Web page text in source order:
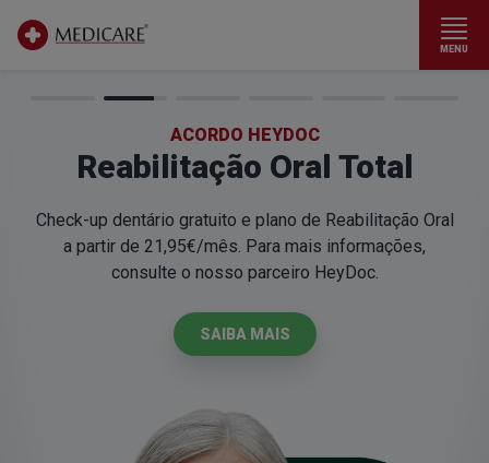
MENU
Planos de Saúde Medicare -
ACORDO HEYDOC
Reabilitação Oral Total
Check-up dentário gratuito e plano de Reabilitação Oral
a partir de 21,95€/mês. Para mais informações,
consulte o nosso parceiro HeyDoc.
SAIBA MAIS